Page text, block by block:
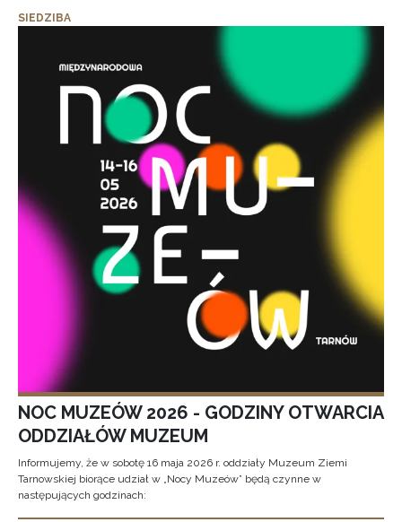
SIEDZIBA
NOC MUZEÓW 2026 - GODZINY OTWARCIA
ODDZIAŁÓW MUZEUM
Informujemy, że w sobotę 16 maja 2026 r. oddziały Muzeum Ziemi
Tarnowskiej biorące udział w „Nocy Muzeów” będą czynne w
następujących godzinach: